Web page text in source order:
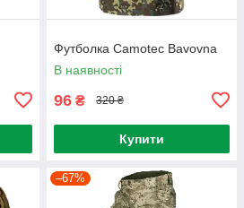
Футболка Camotec Bavovna
В наявності
96 ₴ 320 ₴
Купити
–67%